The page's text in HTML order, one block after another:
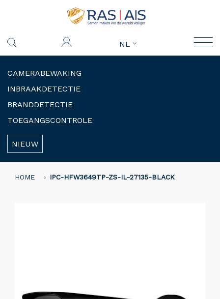
NL
CAMERABEWAKING
INBRAAKDETECTIE
BRANDDETECTIE
TOEGANGSCONTROLE
NIEUW
HOME IPC-HFW3649TP-ZS-IL-27135-BLACK